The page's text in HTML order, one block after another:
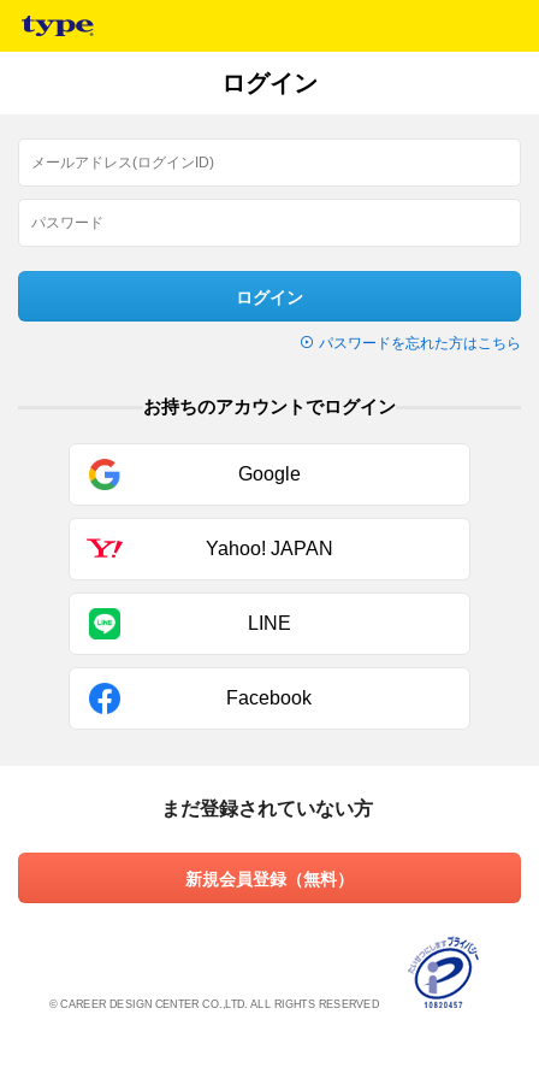
ログイン
ログイン
パスワードを忘れた方はこちら
お持ちのアカウントでログイン
Google
Yahoo! JAPAN
LINE
Facebook
まだ登録されていない方
新規会員登録（無料）
© CAREER DESIGN CENTER CO.,LTD. ALL RIGHTS RESERVED